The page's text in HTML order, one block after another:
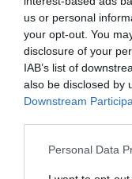
us or personal
your opt-out. You
disclosure of your
IAB’s list of
also be disclosed by
Downstream
Please note that
Personal Data